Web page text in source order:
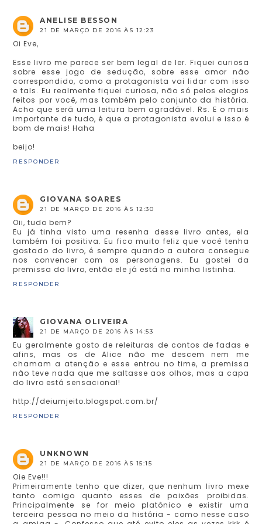
ANELISE BESSON
21 DE MARÇO DE 2016 ÀS 12:23
Oi Eve,
Esse livro me parece ser bem legal de ler. Fiquei curiosa
sobre esse jogo de sedução, sobre esse amor não
correspondido, como a protagonista vai lidar com isso
e tals. Eu realmente fiquei curiosa, não só pelos elogios
feitos por você, mas também pelo conjunto da história.
Acho que será uma leitura bem agradável. Rs. E o mais
importante de tudo, é que a protagonista evolui e isso é
bom de mais! Haha
beijo!
RESPONDER
GIOVANA SOARES
21 DE MARÇO DE 2016 ÀS 12:30
Oii, tudo bem?
Eu já tinha visto uma resenha desse livro antes, ela
também foi positiva. Eu fico muito feliz que você tenha
gostado do livro, é sempre quando a autora consegue
nos convencer com os personagens. Eu gostei da
premissa do livro, então ele já está na minha listinha.
RESPONDER
GIOVANA OLIVEIRA
21 DE MARÇO DE 2016 ÀS 14:53
Eu geralmente gosto de releituras de contos de fadas e
afins, mas os de Alice não me descem nem me
chamam a atenção e esse entrou no time, a premissa
não teve nada que me saltasse aos olhos, mas a capa
do livro está sensacional!
http://deiumjeito.blogspot.com.br/
RESPONDER
UNKNOWN
21 DE MARÇO DE 2016 ÀS 15:15
Oie Eve!!!
Primeiramente tenho que dizer, que nenhum livro mexe
tanto comigo quanto esses de paixões proibidas.
Principalmente se for meio platônico e existir uma
terceira pessoa no meio da história - como nesse caso